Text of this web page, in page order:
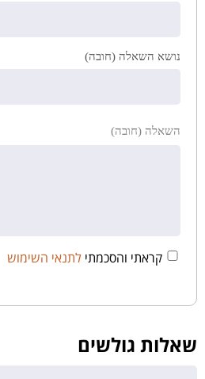
נושא השאלה (חובה)
השאלה (חובה)
קראתי והסכמתי לתנאי השימוש
שאלות גולשים